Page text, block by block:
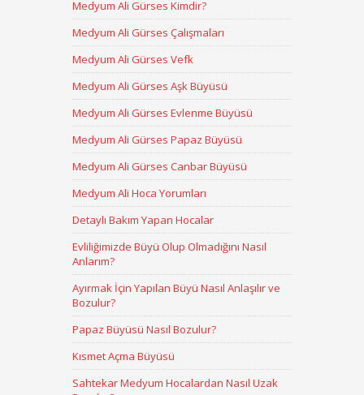
Medyum Ali Gürses Kimdir?
Medyum Ali Gürses Çalışmaları
Medyum Ali Gürses Vefk
Medyum Ali Gürses Aşk Büyüsü
Medyum Ali Gürses Evlenme Büyüsü
Medyum Ali Gürses Papaz Büyüsü
Medyum Ali Gürses Canbar Büyüsü
Medyum Ali Hoca Yorumları
Detaylı Bakım Yapan Hocalar
Evliliğimizde Büyü Olup Olmadığını Nasıl
Anlarım?
Ayırmak İçin Yapılan Büyü Nasıl Anlaşılır ve
Bozulur?
Papaz Büyüsü Nasıl Bozulur?
Kısmet Açma Büyüsü
Sahtekar Medyum Hocalardan Nasıl Uzak